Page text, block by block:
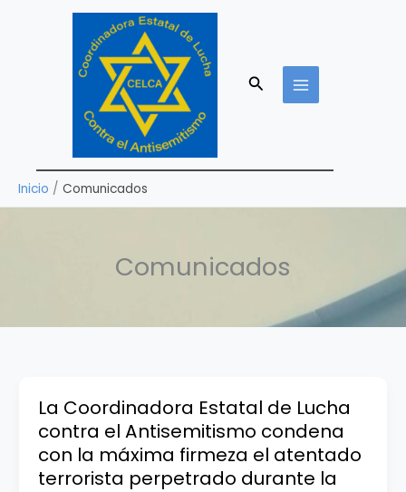
Buscar
Inicio Comunicados
Comunicados
La Coordinadora Estatal de Lucha
contra el Antisemitismo condena
con la máxima firmeza el atentado
terrorista perpetrado durante la